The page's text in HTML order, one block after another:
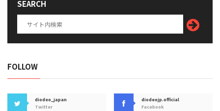
SEARCH
FOLLOW
diodeo_japan
Twitter
diodeojp.official
Facebook